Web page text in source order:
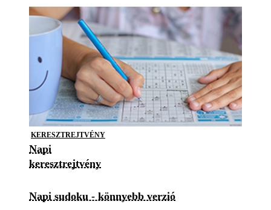
KERESZTREJTVÉNY
Napi
keresztrejtvény
Napi sudoku - könnyebb verzió